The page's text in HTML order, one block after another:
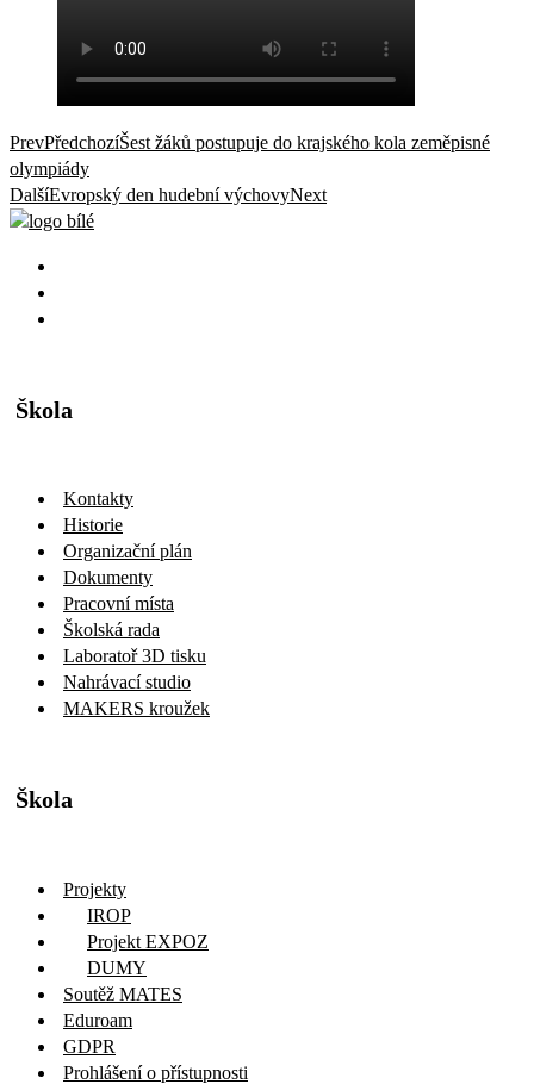
PrevPředchozíŠest žáků postupuje do krajského kola zeměpisné
olympiády
DalšíEvropský den hudební výchovyNext
Škola
Kontakty
Historie
Organizační plán
Dokumenty
Pracovní místa
Školská rada
Laboratoř 3D tisku
Nahrávací studio
MAKERS kroužek
Škola
Projekty
IROP
Projekt EXPOZ
DUMY
Soutěž MATES
Eduroam
GDPR
Prohlášení o přístupnosti